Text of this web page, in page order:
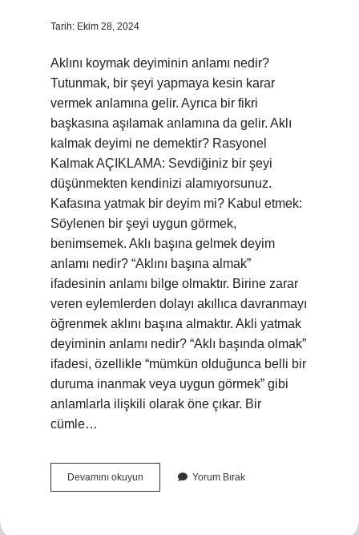
Tarih: Ekim 28, 2024
Aklını koymak deyiminin anlamı nedir?
Tutunmak, bir şeyi yapmaya kesin karar
vermek anlamına gelir. Ayrıca bir fikri
başkasına aşılamak anlamına da gelir. Aklı
kalmak deyimi ne demektir? Rasyonel
Kalmak AÇIKLAMA: Sevdiğiniz bir şeyi
düşünmekten kendinizi alamıyorsunuz.
Kafasına yatmak bir deyim mi? Kabul etmek:
Söylenen bir şeyi uygun görmek,
benimsemek. Aklı başına gelmek deyim
anlamı nedir? “Aklını başına almak”
ifadesinin anlamı bilge olmaktır. Birine zarar
veren eylemlerden dolayı akıllıca davranmayı
öğrenmek aklını başına almaktır. Akli yatmak
deyiminin anlamı nedir? “Aklı başında olmak”
ifadesi, özellikle “mümkün olduğunca belli bir
duruma inanmak veya uygun görmek” gibi
anlamlarla ilişkili olarak öne çıkar. Bir
cümle…
Devamını okuyun
Yatmak
Yorum Bırak